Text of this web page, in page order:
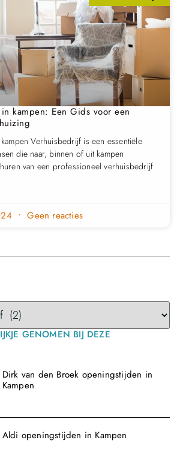
kampen: Een Gids voor een
Verhuisbedrijf is een essentiële
die naar, binnen of uit kampen
van een professioneel verhuisbedrijf
Geen reacties
GENOMEN BIJ DEZE
Dirk van den Broek openingstijden in
Kampen
Aldi openingstijden in Kampen